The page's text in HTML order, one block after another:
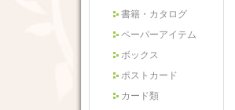
書籍・カタログ
ペーパーアイテム
ボックス
ポストカード
カード類